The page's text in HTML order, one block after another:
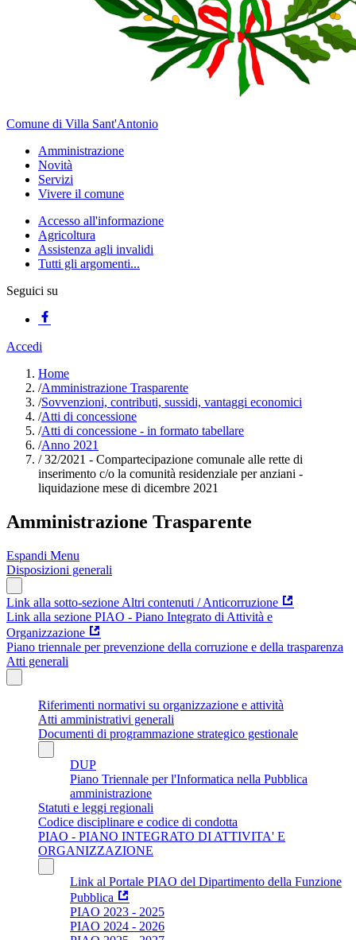
Comune di Villa Sant'Antonio
Amministrazione
Novità
Servizi
Vivere il comune
Accesso all'informazione
Agricoltura
Assistenza agli invalidi
Tutti gli argomenti...
Seguici su
Accedi
Home
/Amministrazione Trasparente
/Sovvenzioni, contributi, sussidi, vantaggi economici
/Atti di concessione
/Atti di concessione - in formato tabellare
/Anno 2021
/32/2021 - Compartecipazione comunale alle rette di
inserimento c/o la comunità residenziale per anziani -
liquidazione mese di dicembre 2021
Amministrazione Trasparente
Espandi Menu
Disposizioni generali
Link alla sotto-sezione Altri contenuti / Anticorruzione
Link alla sezione PIAO - Piano Integrato di Attività e
Organizzazione
Piano triennale per prevenzione della corruzione e della trasparenza
Atti generali
Riferimenti normativi su organizzazione e attività
Atti amministrativi generali
Documenti di programmazione strategico gestionale
DUP
Piano Triennale per l'Informatica nella Pubblica
amministrazione
Statuti e leggi regionali
Codice disciplinare e codice di condotta
PIAO - PIANO INTEGRATO DI ATTIVITA' E
ORGANIZZAZIONE
Link al Portale PIAO del Dipartimento della Funzione
Pubblica
PIAO 2023 - 2025
PIAO 2024 - 2026